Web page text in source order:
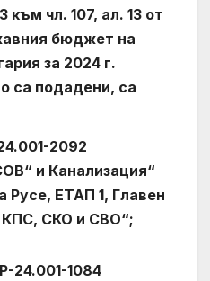
чл. 107, ал. 13 от
бюджет на
за 2024 г.
са подадени, са
2092
и Канализация“
Русе, ЕТАП 1, Главен
КПС, СКО и СВО“;
1084